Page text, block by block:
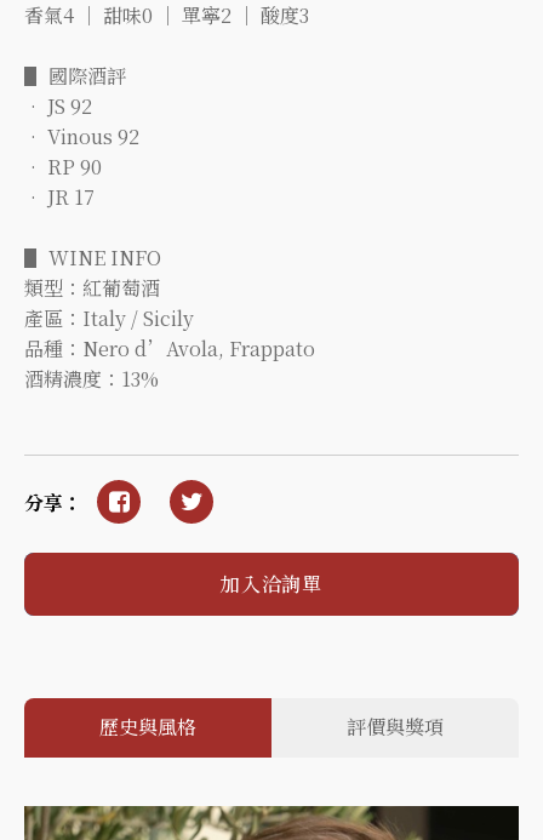
香氣4 ｜ 甜味0 ｜ 單寧2 ｜ 酸度3
▋ 國際酒評
• JS 92
• Vinous 92
• RP 90
• JR 17
▋ WINE INFO
類型：紅葡萄酒
產區：Italy / Sicily
品種：Nero d’Avola, Frappato
酒精濃度：13%
分享：
加入洽詢單
歷史與風格 評價與獎項